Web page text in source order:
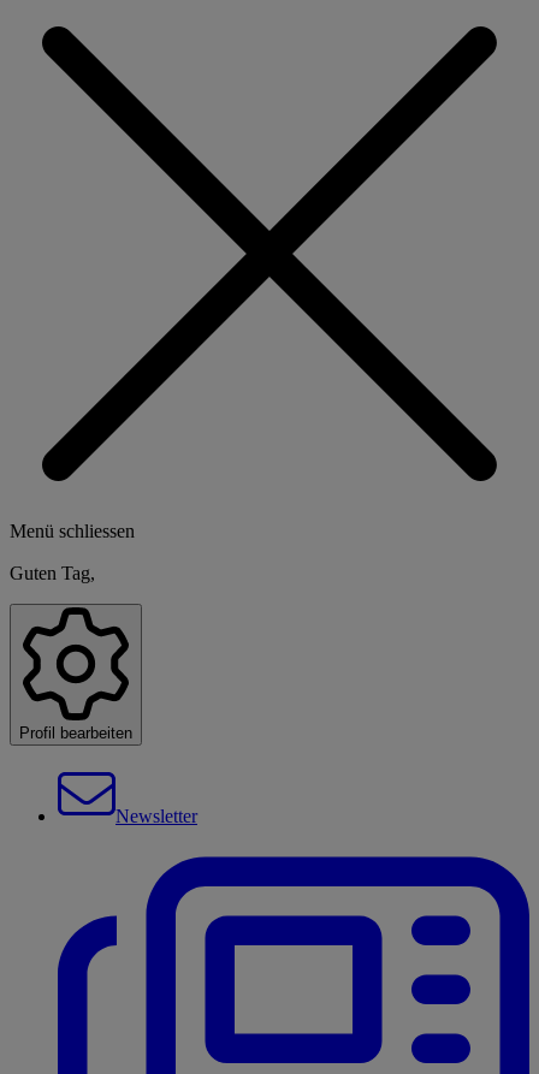
Menü schliessen
Guten Tag,
Profil bearbeiten
Newsletter